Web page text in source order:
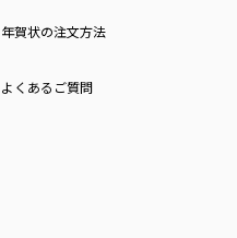
年賀状の注文方法
よくあるご質問